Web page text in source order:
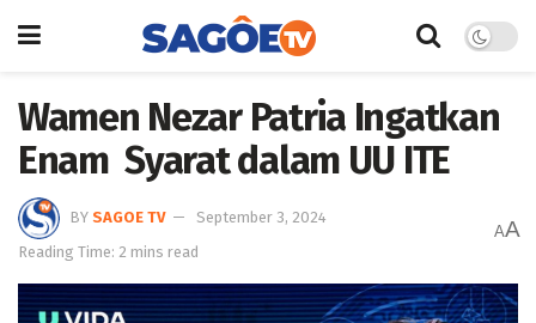
Wamen Nezar Patria Ingatkan
Enam Syarat dalam UU ITE
BY SAGOE TV
September 3, 2024
Reading Time: 2 mins read
AA